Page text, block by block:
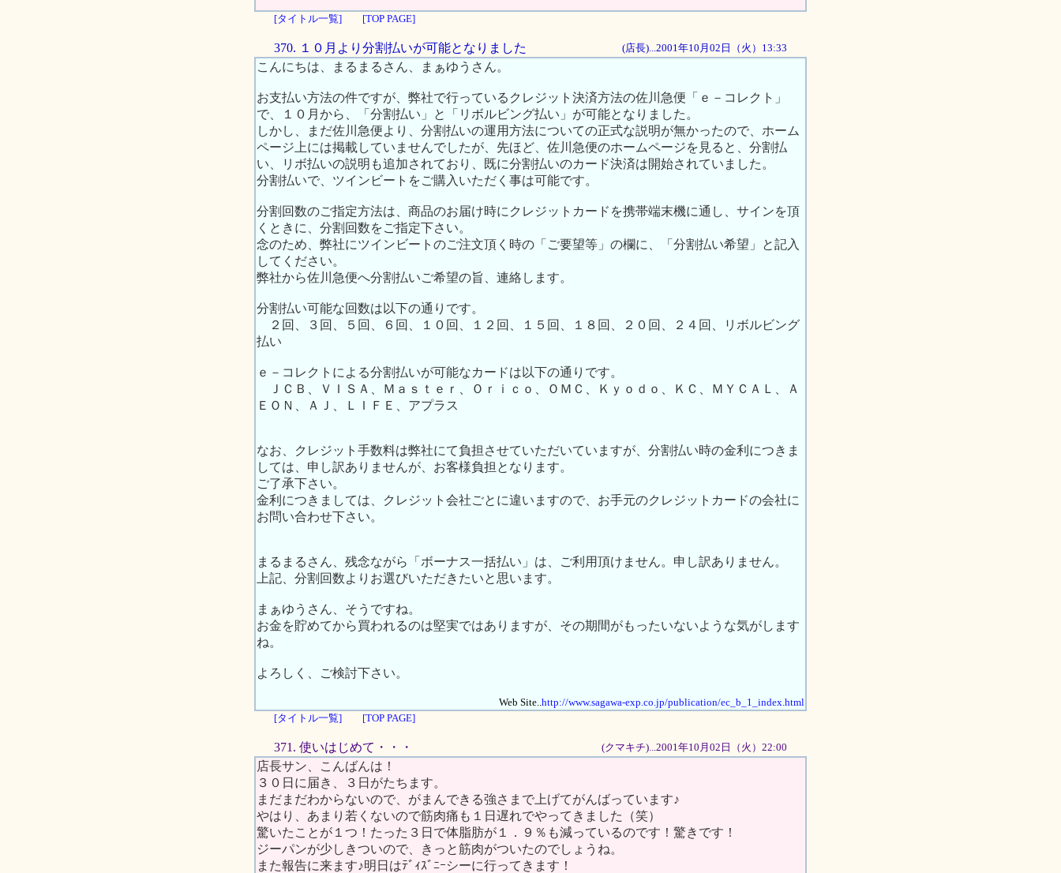
[タイトル一覧] [TOP PAGE]
370. １０月より分割払いが可能となりました (店長)...2001年10月02日（火）13:33
こんにちは、まるまるさん、まぁゆうさん。
お支払い方法の件ですが、弊社で行っているクレジット決済方法の佐川急便「ｅ－コレクト」
で、１０月から、「分割払い」と「リボルビング払い」が可能となりました。
しかし、まだ佐川急便より、分割払いの運用方法についての正式な説明が無かったので、ホーム
ページ上には掲載していませんでしたが、先ほど、佐川急便のホームページを見ると、分割払
い、リボ払いの説明も追加されており、既に分割払いのカード決済は開始されていました。
分割払いで、ツインビートをご購入いただく事は可能です。
分割回数のご指定方法は、商品のお届け時にクレジットカードを携帯端末機に通し、サインを頂
くときに、分割回数をご指定下さい。
念のため、弊社にツインビートのご注文頂く時の「ご要望等」の欄に、「分割払い希望」と記入
してください。
弊社から佐川急便へ分割払いご希望の旨、連絡します。
分割払い可能な回数は以下の通りです。
２回、３回、５回、６回、１０回、１２回、１５回、１８回、２０回、２４回、リボルビング
払い
ｅ－コレクトによる分割払いが可能なカードは以下の通りです。
ＪＣＢ、ＶＩＳＡ、Ｍａｓｔｅｒ、Ｏｒｉｃｏ、ＯＭＣ、Ｋｙｏｄｏ、ＫＣ、ＭＹＣＡＬ、Ａ
ＥＯＮ、ＡＪ、ＬＩＦＥ、アプラス
なお、クレジット手数料は弊社にて負担させていただいていますが、分割払い時の金利につきま
しては、申し訳ありませんが、お客様負担となります。
ご了承下さい。
金利につきましては、クレジット会社ごとに違いますので、お手元のクレジットカードの会社に
お問い合わせ下さい。
まるまるさん、残念ながら「ボーナス一括払い」は、ご利用頂けません。申し訳ありません。
上記、分割回数よりお選びいただきたいと思います。
まぁゆうさん、そうですね。
お金を貯めてから買われるのは堅実ではありますが、その期間がもったいないような気がします
ね。
よろしく、ご検討下さい。
Web Site..http://www.sagawa-exp.co.jp/publication/ec_b_1_index.html
[タイトル一覧]
[TOP PAGE]
371. 使いはじめて・・・ (クマキチ)...2001年10月02日（火）22:00
店長サン、こんばんは！
３０日に届き、３日がたちます。
まだまだわからないので、がまんできる強さまで上げてがんばっています♪
やはり、あまり若くないので筋肉痛も１日遅れでやってきました（笑）
驚いたことが１つ！たった３日で体脂肪が１．９％も減っているのです！驚きです！
ジーパンが少しきついので、きっと筋肉がついたのでしょうね。
また報告に来ます♪明日はﾃﾞｨｽﾞﾆｰシーに行ってきます！